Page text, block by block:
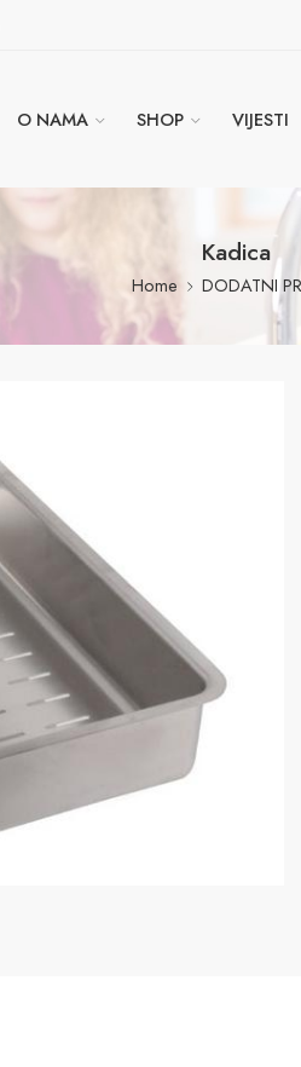
O NAMA SHOP VIJESTI
Kadica
Home DODATNI